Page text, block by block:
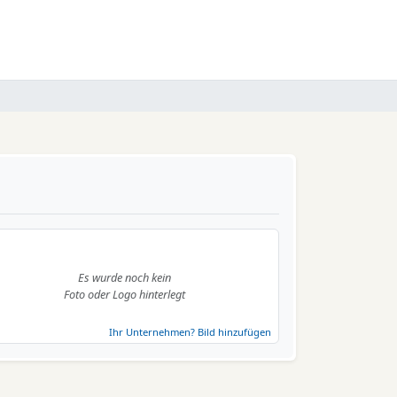
Es wurde noch kein
Foto oder Logo hinterlegt
Ihr Unternehmen? Bild hinzufügen